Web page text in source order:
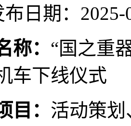
布日期：2025-
称： “国之重
车下线仪式
目： 活动策